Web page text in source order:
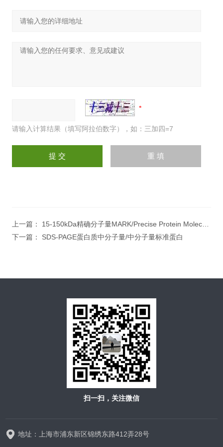
请输入计算结果（填写阿拉伯数字），如：三加四=7
上一篇： 15-150kDa精确分子量MARK/Precise Protein Molecular weigh
下一篇： SDS-PAGE蛋白质中分子量/中分子量标准蛋白
扫一扫，关注微信
地址：上海市浦东新区锦绣东路412弄28号